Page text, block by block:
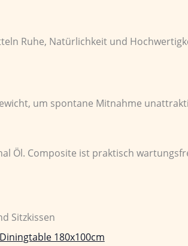
Ruhe, Natürlichkeit und
um spontane Mitnahme
Öl. Composite ist praktisch
Sitzkissen
Diningtable 180x100cm